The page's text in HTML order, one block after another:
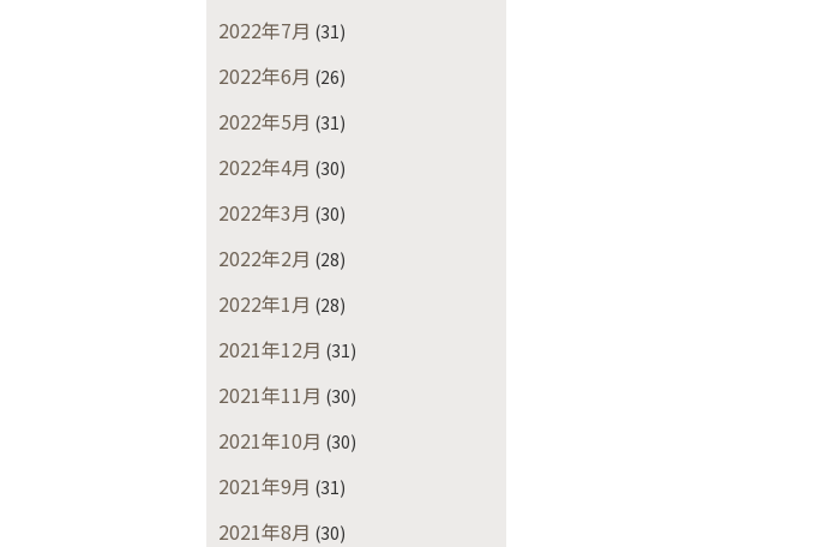
2022年7月 (31)
2022年6月 (26)
2022年5月 (31)
2022年4月 (30)
2022年3月 (30)
2022年2月 (28)
2022年1月 (28)
2021年12月 (31)
2021年11月 (30)
2021年10月 (30)
2021年9月 (31)
2021年8月 (30)